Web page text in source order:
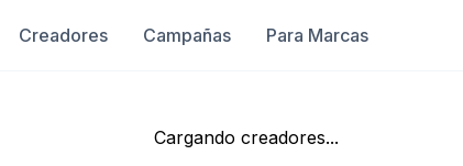
Creadores Campañas Para Marcas
Cargando creadores...